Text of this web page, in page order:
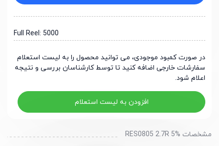
Full Reel: 5000
در صورت کمبود موجودی، می توانید محصول را به لیست استعلام
سفارشات خارجی اضافه کنید تا توسط کارشناسان بررسی و نتیجه
اعلام شود.
افزودن به لیست استعلام
مشخصات RES0805 2.7R 5%